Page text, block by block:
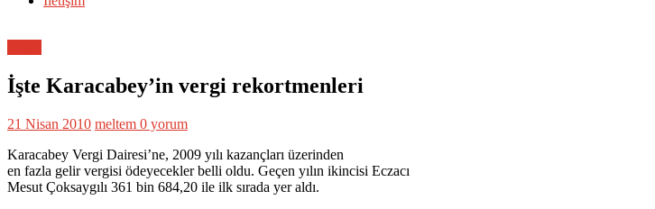
İşte Karacabey’in vergi rekortmenleri
21 Nisan 2010 meltem 0 yorum
Karacabey Vergi Dairesi’ne, 2009 yılı kazançları üzerinden
en fazla gelir vergisi ödeyecekler belli oldu. Geçen yılın ikincisi Eczacı
Mesut Çoksaygılı 361 bin 684,20 ile ilk sırada yer aldı.